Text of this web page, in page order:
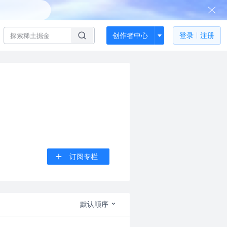
创作者中心 登录 注册
订阅专栏
默认顺序